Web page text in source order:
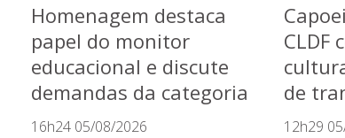
Homenagem destaca
papel do monitor
educacional e discute
demandas da categoria
16h24 05/08/2026
CLDF
de
12h29